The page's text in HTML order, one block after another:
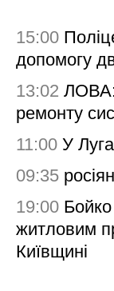
15:00
допомогу
13:02 ЛОВА:
ремонту
11:00 У
09:35
19:00
житловим
Київщині